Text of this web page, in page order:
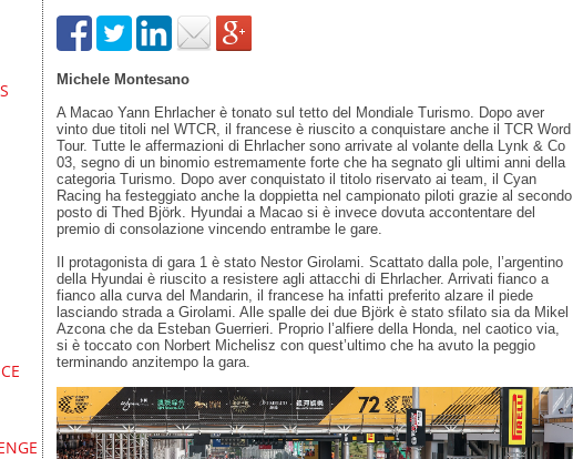
Michele Montesano
A Macao Yann Ehrlacher è tonato sul tetto del Mondiale Turismo. Dopo aver
vinto due titoli nel WTCR, il francese è riuscito a conquistare anche il TCR Word
Tour. Tutte le affermazioni di Ehrlacher sono arrivate al volante della Lynk & Co
03, segno di un binomio estremamente forte che ha segnato gli ultimi anni della
categoria Turismo. Dopo aver conquistato il titolo riservato ai team, il Cyan
Racing ha festeggiato anche la doppietta nel campionato piloti grazie al secondo
posto di Thed Björk. Hyundai a Macao si è invece dovuta accontentare del
premio di consolazione vincendo entrambe le gare.
Il protagonista di gara 1 è stato Nestor Girolami. Scattato dalla pole, l’argentino
della Hyundai è riuscito a resistere agli attacchi di Ehrlacher. Arrivati fianco a
fianco alla curva del Mandarin, il francese ha infatti preferito alzare il piede
lasciando strada a Girolami. Alle spalle dei due Björk è stato sfilato sia da Mikel
Azcona che da Esteban Guerrieri. Proprio l’alfiere della Honda, nel caotico via,
si è toccato con Norbert Michelisz con quest’ultimo che ha avuto la peggio
terminando anzitempo la gara.